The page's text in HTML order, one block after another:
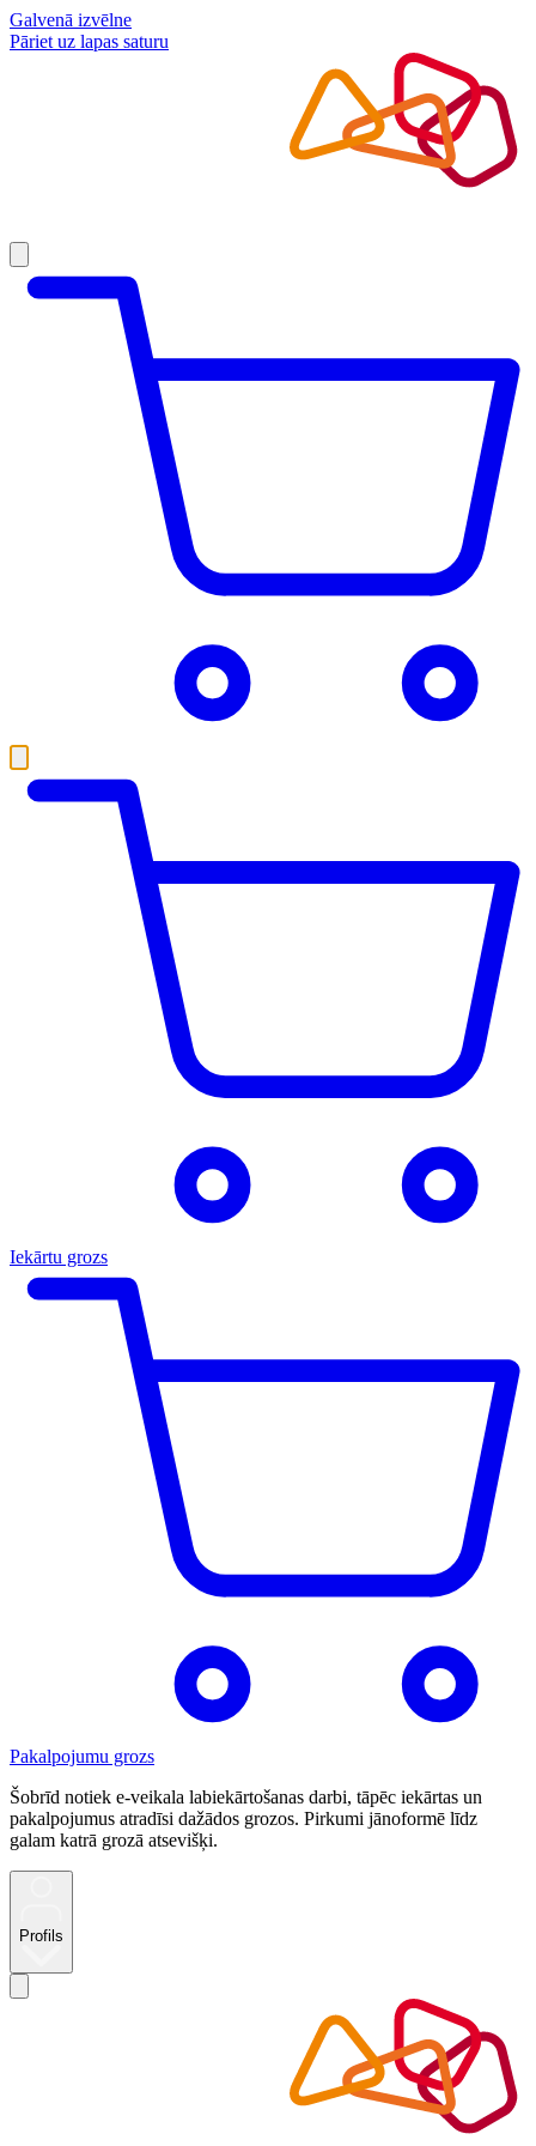
Galvenā izvēlne
Pāriet uz lapas saturu
Iekārtu grozs
Pakalpojumu grozs
Šobrīd notiek e-veikala labiekārtošanas darbi, tāpēc iekārtas un
pakalpojumus atradīsi dažādos grozos. Pirkumi jānoformē līdz
galam katrā grozā atsevišķi.
Profils